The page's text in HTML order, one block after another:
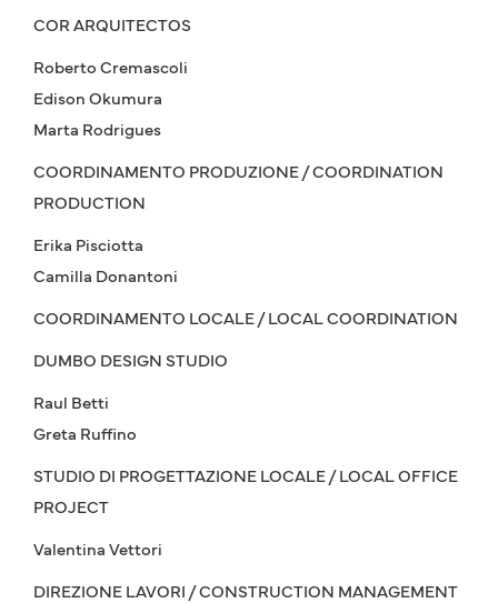
COR ARQUITECTOS
Roberto Cremascoli
Edison Okumura
Marta Rodrigues
COORDINAMENTO PRODUZIONE / COORDINATION
PRODUCTION
Erika Pisciotta
Camilla Donantoni
COORDINAMENTO LOCALE / LOCAL COORDINATION
DUMBO DESIGN STUDIO
Raul Betti
Greta Ruffino
STUDIO DI PROGETTAZIONE LOCALE / LOCAL OFFICE
PROJECT
Valentina Vettori
DIREZIONE LAVORI / CONSTRUCTION MANAGEMENT